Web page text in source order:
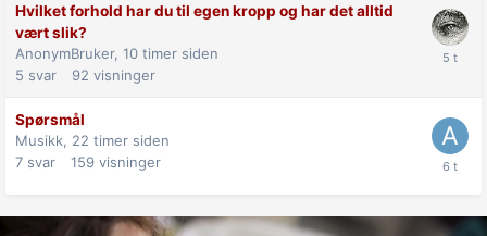
Hvilket forhold har du til egen kropp og har det alltid
vært slik?
AnonymBruker, 10 timer siden
5 svar 92 visninger
Spørsmål
Musikk, 22 timer siden
7 svar 159 visninger